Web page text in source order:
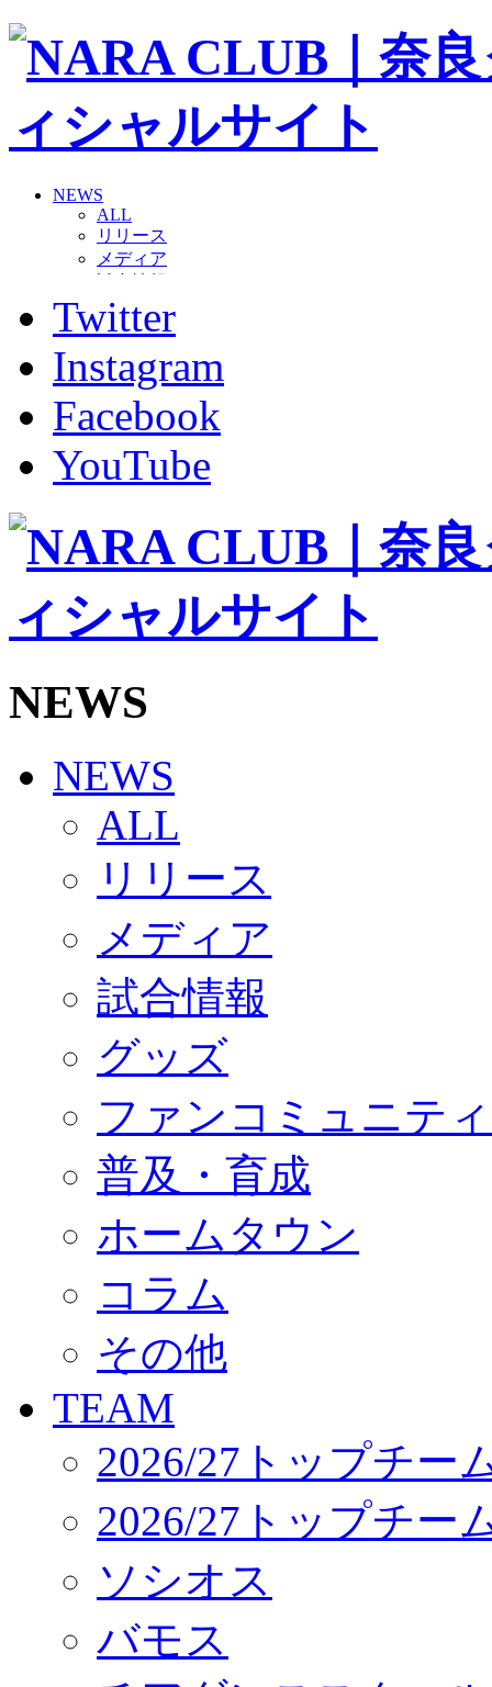
NEWS
ALL
リリース
メディア
グッズ
ファンコミュニティ
ホームタウン
コラム
その他
TEAM
2026/27トップチーム
2026/27トップチームスタッフ
バモス
チアダンススクール
ボランティアチーム「volundeer」
ビクトリーロード
HOMEGAME
観戦ルール＆マナー
Jリーグ運営管理規定
写真・動画使用ガイドライン
SCHEDULE
2026/27
練習見学時のファンサービスについて
TICKET
奈良クラブ明治安田J3リーグ2026/27シーズン試
奈良クラブ明治安田Ｊ3リーグ 2026/27シーズン「
観戦ルール＆マナー
2026/27ファンコミュニティ
サポートショップ
GOODS
オフィシャルストア（実店舗）
オンラインストア
ACADEMY
アカデミーについて
コーチ&スタッフ
ジュニア
ジュニアユース
ユース
練習拠点（ナラディーア）
SCHOOL
CLUB
パートナー募集
クラブ理念
サステナビリティ
Web制作支援
応援プロジェクト
Twitter
Instagram
Facebook
YouTube
NEWS
NEWS
ALL
リリース
メディア
試合情報
グッズ
ファンコミュニティ
普及・育成
ホームタウン
コラム
その他
TEAM
2026/27トップチー
2026/27トップチー
ソシオス
バモス